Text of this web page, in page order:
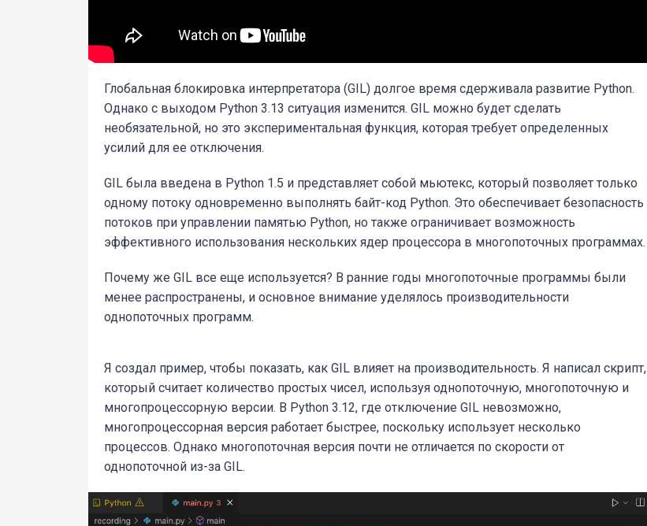
Глобальная блокировка интерпретатора (GIL) долгое время сдерживала развитие Python.
Однако с выходом Python 3.13 ситуация изменится. GIL можно будет сделать
необязательной, но это экспериментальная функция, которая требует определенных
усилий для ее отключения.
GIL была введена в Python 1.5 и представляет собой мьютекс, который позволяет только
одному потоку одновременно выполнять байт-код Python. Это обеспечивает безопасность
потоков при управлении памятью Python, но также ограничивает возможность
эффективного использования нескольких ядер процессора в многопоточных программах.
Почему же GIL все еще используется? В ранние годы многопоточные программы были
менее распространены, и основное внимание уделялось производительности
однопоточных программ.
Я создал пример, чтобы показать, как GIL влияет на производительность. Я написал скрипт,
который считает количество простых чисел, используя однопоточную, многопоточную и
многопроцессорную версии. В Python 3.12, где отключение GIL невозможно,
многопроцессорная версия работает быстрее, поскольку использует несколько
процессов. Однако многопоточная версия почти не отличается по скорости от
однопоточной из-за GIL.